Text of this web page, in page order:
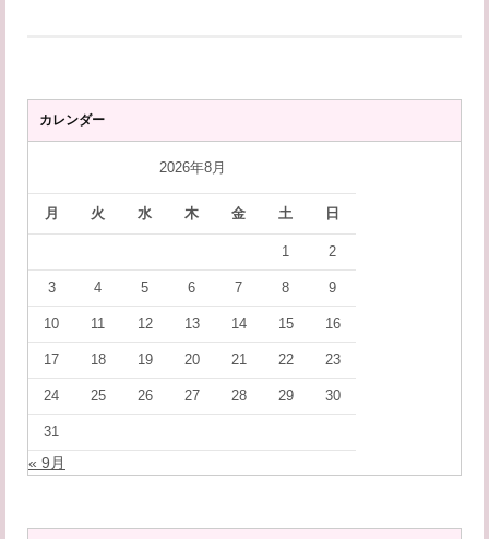
カレンダー
2026年8月
月 火 水 木 金 土 日
1 2
3 4 5 6 7 8 9
10 11 12 13 14 15 16
17 18 19 20 21 22 23
24 25 26 27 28 29 30
31
« 9月